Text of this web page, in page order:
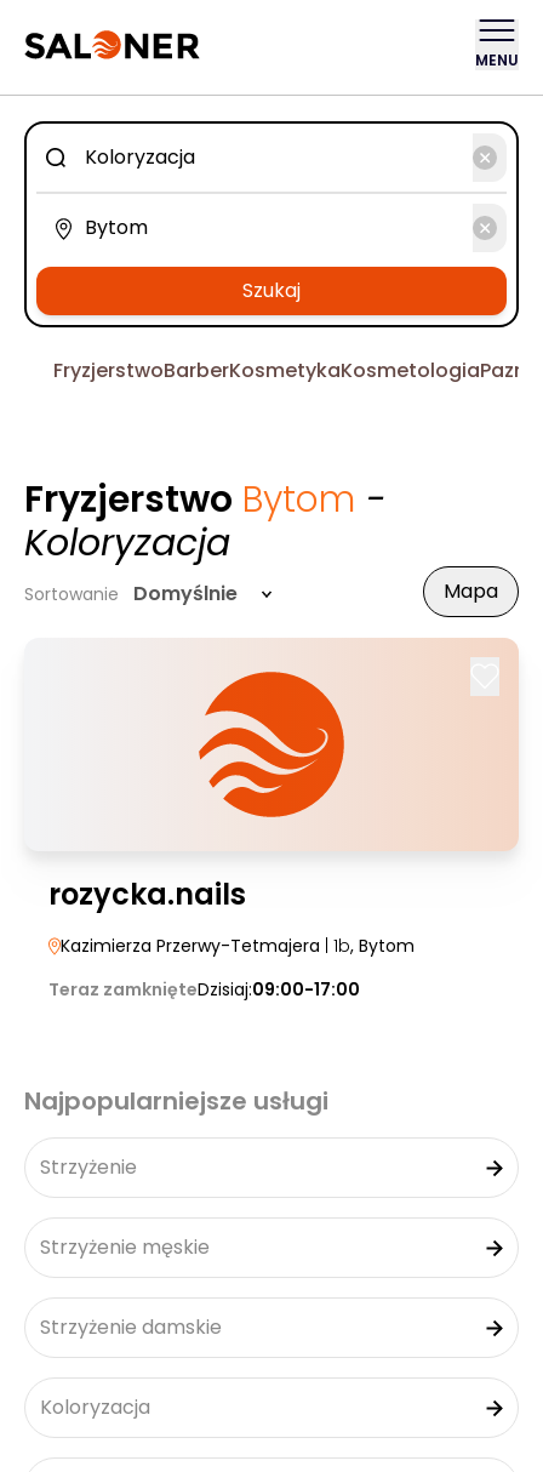
MENU
Szukaj
FryzjerstwoBarberKosmetykaKosmetologia
Fryzjerstwo Bytom -
Koloryzacja
Sortowanie Domyślnie Mapa
rozycka.nails
Kazimierza Przerwy-Tetmajera | 1b, Bytom
Teraz zamknięteDzisiaj:09:00-17:00
Najpopularniejsze usługi
Strzyżenie
Strzyżenie męskie
Strzyżenie damskie
Koloryzacja